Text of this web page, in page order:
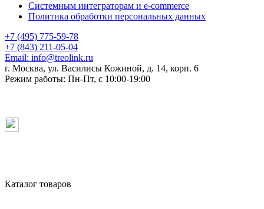
Системным интеграторам и e-commerce
Политика обработки персональных данных
+7 (495) 775-59-78
+7 (843) 211-05-04
Email: info@treolink.ru
г. Москва, ул. Василисы Кожиной, д. 14, корп. 6
Режим работы: Пн-Пт, с 10:00-19:00
Каталог товаров